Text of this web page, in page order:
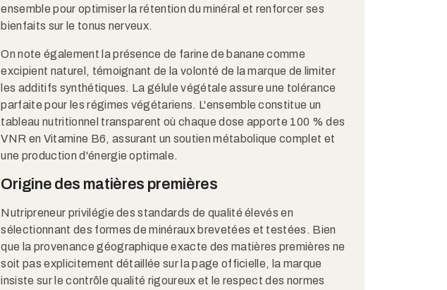
ensemble pour optimiser la rétention du minéral et renforcer ses
bienfaits sur le tonus nerveux.
On note également la présence de farine de banane comme
excipient naturel, témoignant de la volonté de la marque de limiter
les additifs synthétiques. La gélule végétale assure une tolérance
parfaite pour les régimes végétariens. L'ensemble constitue un
tableau nutritionnel transparent où chaque dose apporte 100 % des
VNR en Vitamine B6, assurant un soutien métabolique complet et
une production d'énergie optimale.
Origine des matières premières
Nutripreneur privilégie des standards de qualité élevés en
sélectionnant des formes de minéraux brevetées et testées. Bien
que la provenance géographique exacte des matières premières ne
soit pas explicitement détaillée sur la page officielle, la marque
insiste sur le contrôle qualité rigoureux et le respect des normes